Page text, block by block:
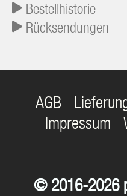
Bestellhistorie
Rücksendungen
AGB
Impressum
© 2016-2026